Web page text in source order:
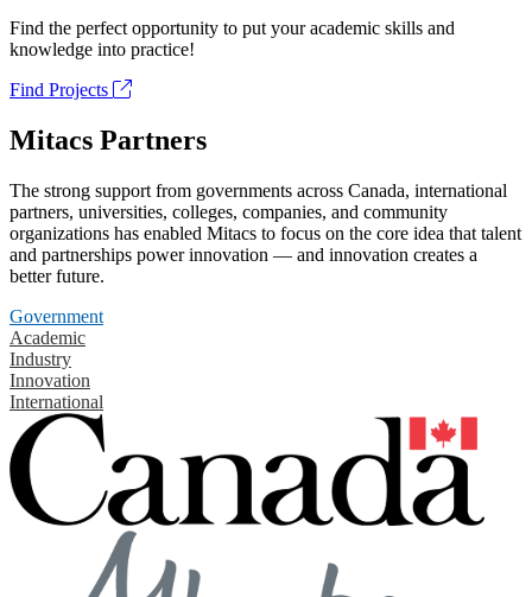
Find the perfect opportunity to put your academic skills and
knowledge into practice!
Find Projects
Mitacs Partners
The strong support from governments across Canada, international
partners, universities, colleges, companies, and community
organizations has enabled Mitacs to focus on the core idea that talent
and partnerships power innovation — and innovation creates a
better future.
Government
Academic
Industry
Innovation
International